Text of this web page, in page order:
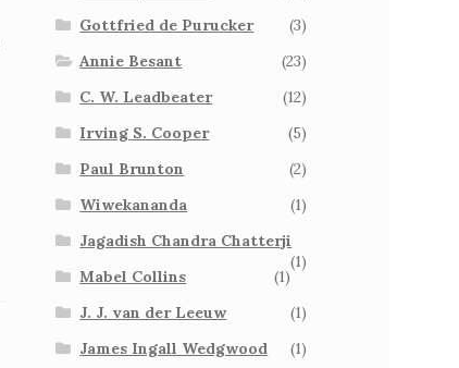
Gottfried de Purucker
(3)
Annie Besant
(23)
C. W. Leadbeater
(12)
Irving S. Cooper
(5)
Paul Brunton
(2)
Wiwekananda
(1)
Jagadish Chandra Chatterji
(1)
Mabel Collins
(1)
J. J. van der Leeuw
(1)
James Ingall Wedgwood
(1)